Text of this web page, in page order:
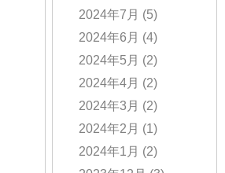
2024年7月 (5)
2024年6月 (4)
2024年5月 (2)
2024年4月 (2)
2024年3月 (2)
2024年2月 (1)
2024年1月 (2)